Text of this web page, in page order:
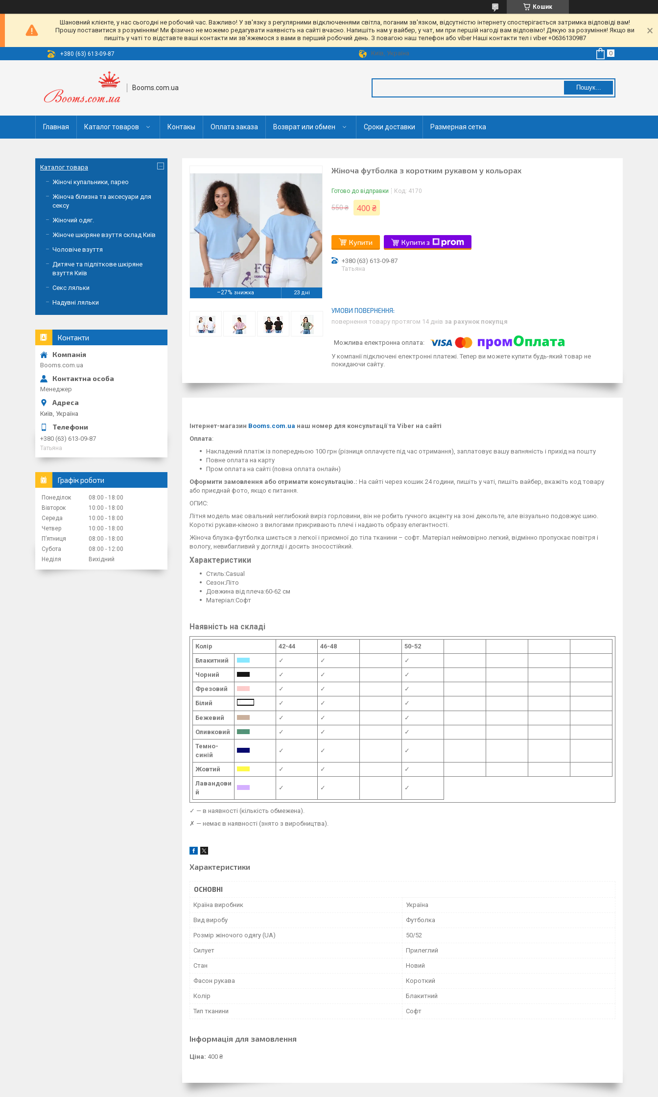
Кошик
Шановний клієнте, у нас сьогодні не робочий час. Важливо! У зв'язку з регулярними відключеннями світла, поганим зв'язком, відсутністю інтернету спостерігається затримка відповіді вам!
Прошу поставитися з розумінням! Ми фізично не можемо редагувати наявність на сайті вчасно. Напишіть нам у вайбер, у чат, ми при першій нагоді вам відповімо! Дякую за розуміння! Якщо ви
пишіть у чаті то відставте ваші контакти ми зв'яжемося з вами в перший робочий день. З повагою наш телефон або viber Наші контакти тел і viber +0636130987
+380 (63) 613-09-87 Київ, Україна
Booms.com.ua Пошук...
Главная Каталог товаров Контакы Оплата заказа Возврат или обмен Сроки доставки Размерная сетка
–27% 23 дні
Жіноча футболка з коротким рукавом у кольорах
Готово до відправки Код: 4170
550 ₴ 400 ₴
Купити Купити з
+380 (63) 613-09-87
Татьяна
повернення товару протягом 14 днів за рахунок покупця
У компанії підключені електронні платежі. Тепер ви можете купити будь-який товар не
покидаючи сайту.
Інтернет-магазин Booms.com.ua наш номер для консультації та Viber на сайті
Оплата:
Накладений платіж із попередньою 100 грн (різниця оплачуєте під час отримання), заплатовує вашу вапняність і прихід на пошту
Повне оплата на карту
Пром оплата на сайті (повна оплата онлайн)
Оформити замовлення або отримати консультацію.: На сайті через кошик 24 години, пишіть у чаті, пишіть вайбер, вкажіть код товару
або приєднай фото, якщо є питання.
ОПИС:
Літня модель має овальний неглибокий виріз горловини, він не робить гучного акценту на зоні декольте, але візуально подовжує шию.
Короткі рукави-кімоно з вилогами прикривають плечі і надають образу елегантності.
Жіноча блузка-футболка шиється з легкої і приємної до тіла тканини – софт. Матеріал неймовірно легкий, відмінно пропускає повітря і
вологу, невибагливий у догляді і досить зносостійкий.
Характеристики
Стиль:Casual
Сезон:Літо
Довжина від плеча:60-62 см
Матеріал:Софт
Наявність на складі
Колір 42-44 46-48
50-52
Блакитний
✓ ✓
✓
Чорний
✓ ✓
✓
Фрезовий
✓ ✓
✓
Білий
✓ ✓
✓
Бежевий
✓ ✓
✓
Оливковий
✓ ✓
✓
Темно-
синій
✓ ✓ ✓
Жовтий ✓ ✓
✓
Лавандови
й
✓ ✓ ✓
✓ — в наявності (кількість обмежена).
✗ — немає в наявності (знято з виробництва).
Характеристики
ОСНОВНІ
Країна виробник Україна
Вид виробу Футболка
Розмір жіночого одягу (UA) 50/52
Силует Прилеглий
Стан Новий
Фасон рукава Короткий
Колір Блакитний
Тип тканини Софт
Інформація для замовлення
Ціна: 400 ₴
Каталог товара
Жіночі купальники, парео
Жіноча білизна та аксесуари для
сексу
Жіночий одяг.
Жіноче шкіряне взуття склад Київ
Чоловіче взуття
Дитяче та підліткове шкіряне
взуття Київ
Секс ляльки
Надувні ляльки
Контакти
Booms.com.ua
Менеджер
Київ, Україна
+380 (63) 613-09-87
Татьяна
Графік роботи
Понеділок 08:00
18:00
Вівторок
10:00
18:00
Середа
10:00
18:00
Четвер
10:00
18:00
Пʼятниця
08:00
18:00
Субота
08:00
12:00
Неділя
Вихідний